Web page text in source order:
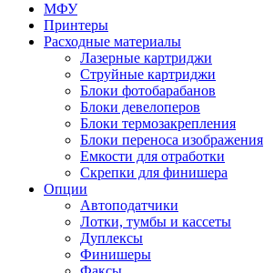
МФУ
Принтеры
Расходные материалы
Лазерные картриджи
Струйные картриджи
Блоки фотобарабанов
Блоки девелоперов
Блоки термозакрепления
Блоки переноса изображения
Емкости для отработки
Скрепки для финишера
Опции
Автоподатчики
Лотки, тумбы и кассеты
Дуплексы
Финишеры